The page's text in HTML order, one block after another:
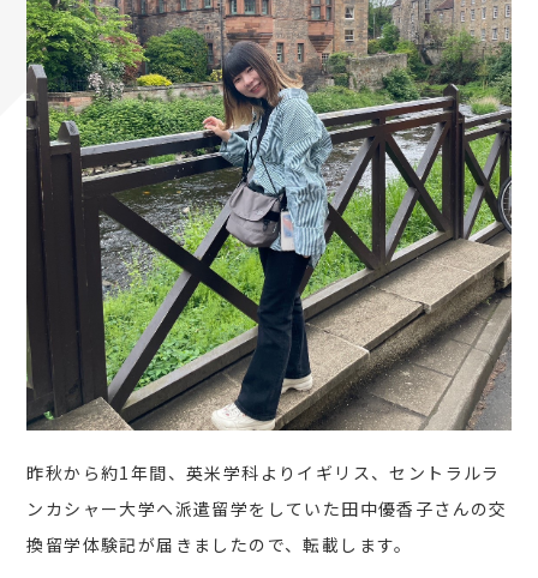
昨秋から約1年間、英米学科よりイギリス、セントラルラ
ンカシャー大学へ派遣留学をしていた田中優香子さんの交
換留学体験記が届きましたので、転載します。